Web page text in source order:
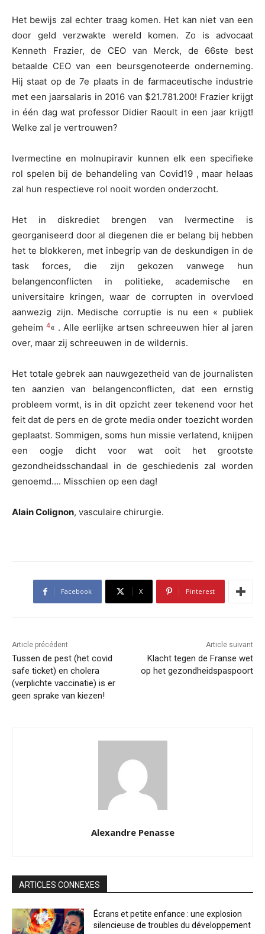
Het bewijs zal echter traag komen. Het kan niet van een
door geld verzwakte wereld komen. Zo is advocaat
Kenneth Frazier, de CEO van Merck, de 66ste best
betaalde CEO van een beursgenoteerde onderneming.
Hij staat op de 7e plaats in de farmaceutische industrie
met een jaarsalaris in 2016 van $21.781.200! Frazier krijgt
in één dag wat professor Didier Raoult in een jaar krijgt!
Welke zal je vertrouwen?
Ivermectine en molnupiravir kunnen elk een specifieke
rol spelen bij de behandeling van Covid19 , maar helaas
zal hun respectieve rol nooit worden onderzocht.
Het in diskrediet brengen van Ivermectine is
georganiseerd door al diegenen die er belang bij hebben
het te blokkeren, met inbegrip van de deskundigen in de
task forces, die zijn gekozen vanwege hun
belangenconflicten in politieke, academische en
universitaire kringen, waar de corrupten in overvloed
aanwezig zijn. Medische corruptie is nu een « publiek
geheim 4« . Alle eerlijke artsen schreeuwen hier al jaren
over, maar zij schreeuwen in de wildernis.
Het totale gebrek aan nauwgezetheid van de journalisten
ten aanzien van belangenconflicten, dat een ernstig
probleem vormt, is in dit opzicht zeer tekenend voor het
feit dat de pers en de grote media onder toezicht worden
geplaatst. Sommigen, soms hun missie verlatend, knijpen
een oogje dicht voor wat ooit het grootste
gezondheidsschandaal in de geschiedenis zal worden
genoemd…. Misschien op een dag!
Alain Colignon, vasculaire chirurgie.
Facebook X Pinterest
Article précédent
Tussen de pest (het covid
safe ticket) en cholera
(verplichte vaccinatie) is er
geen sprake van kiezen!
Article suivant
Klacht tegen de Franse wet
op het gezondheidspaspoort
Alexandre Penasse
ARTICLES CONNEXES
Écrans et petite enfance : une explosion
silencieuse de troubles du développement